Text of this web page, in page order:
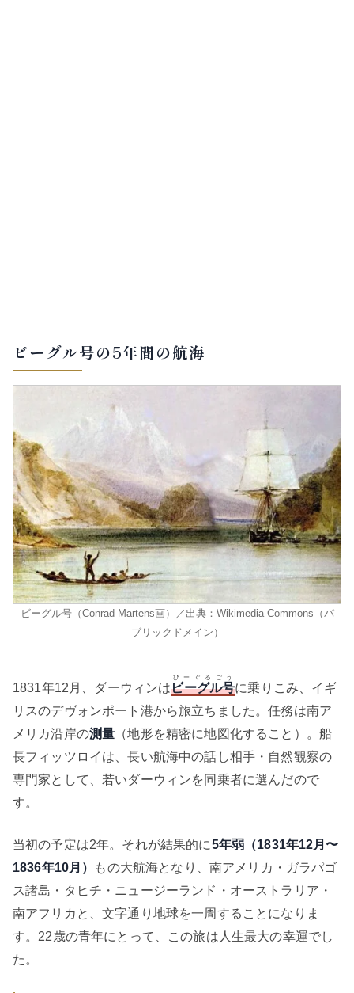
ビーグル号の5年間の航海
ビーグル号（Conrad Martens画）／出典：Wikimedia Commons（パ
ブリックドメイン）
1831年12月、ダーウィンはビーグル号
びーぐるごう
に乗りこみ、イギ
リスのデヴォンポート港から旅立ちました。任務は南ア
メリカ沿岸の測量 （地形を精密に地図化すること）。船
長フィッツロイは、長い航海中の話し相手・自然観察の
専門家として、若いダーウィンを同乗者に選んだので
す。
当初の予定は2年。それが結果的に5年弱（1831年12月〜
1836年10月）
もの大航海となり、南アメリカ・ガラパゴ
ス諸島・タヒチ・ニュージーランド・オーストラリア・
南アフリカと、文字通り地球を一周することになりま
す。22歳の青年にとって、この旅は人生最大の幸運でし
た。